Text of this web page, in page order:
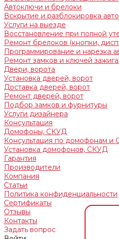
Автоключи и брелоки
Вскрытие и разблокировка авто
Услуги на выезде
Восстановление при полной
Ремонт брелоков (кнопки,
Программирование и нарезка
Ремонт замков и ключей
Двери, ворота
Установка дверей, ворот
Доставка дверей, ворот
Ремонт дверей, ворот
Подбор замков и фурнитуры
Услуги дизайнера
Консультация
Домофоны, СКУД
Консультация по домофонам и
Установка домофонов, СКУД
Гарантия
Производители
Компания
Статьи
Политика конфиденциальности
Сертификаты
Отзывы
Контакты
Задать вопрос